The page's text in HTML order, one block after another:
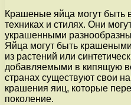
Крашеные яйца могут быть
техниках и стилях. Они
украшенными
Яйца могут быть
из растений или
добавляемыми в кипящую
странах существуют свои
крашения яиц, которые
поколение.